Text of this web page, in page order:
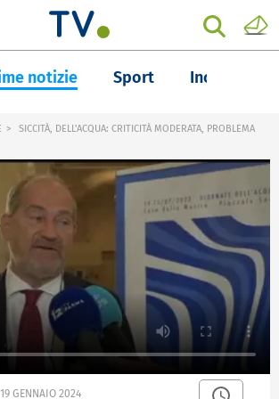
notizie Sport Inchieste
SICCITÀ, DELL'ACQUA: CRITICITÀ MODERATA, PROBLEMA
19 GENNAIO 2024